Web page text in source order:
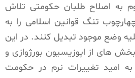
موسوم به اصلاح طلبان حکومتی تلاش
تنگ قوانین اسلامی را به
وضع موجود تبدیل کنند. در این
های از اپوزیسیون بورژوازی و
امید تغییرات نرم در حکومت